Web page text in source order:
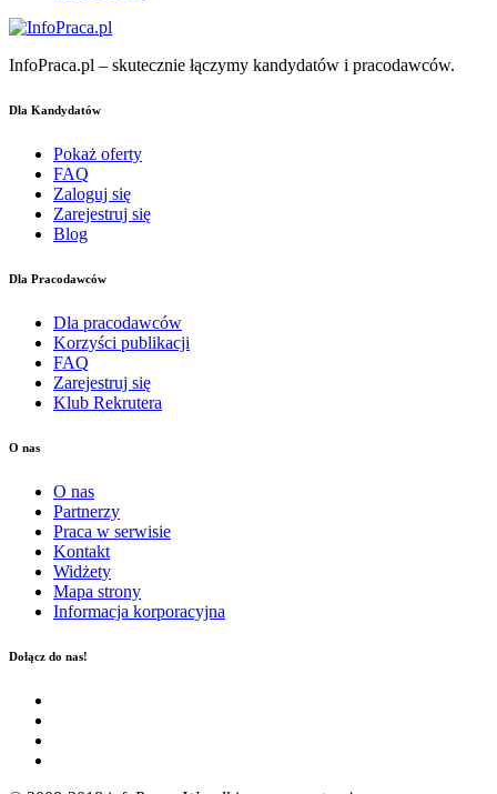
InfoPraca.pl – skutecznie łączymy kandydatów i pracodawców.
Dla Kandydatów
Pokaż oferty
FAQ
Zaloguj się
Zarejestruj się
Blog
Dla Pracodawców
Dla pracodawców
Korzyści publikacji
FAQ
Zarejestruj się
Klub Rekrutera
O nas
O nas
Partnerzy
Praca w serwisie
Kontakt
Widżety
Mapa strony
Informacja korporacyjna
Dołącz do nas!